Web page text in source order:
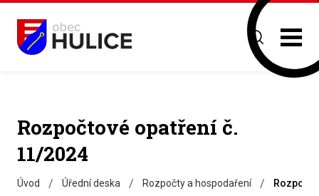
Rozpočtové opatření č.
11/2024
Úvod / Úřední deska / Rozpočty a hospodaření /